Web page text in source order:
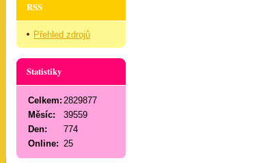
RSS
Přehled zdrojů
Statistiky
Online: 25
Celkem: 2829877
Měsíc:
39559
Den:
774